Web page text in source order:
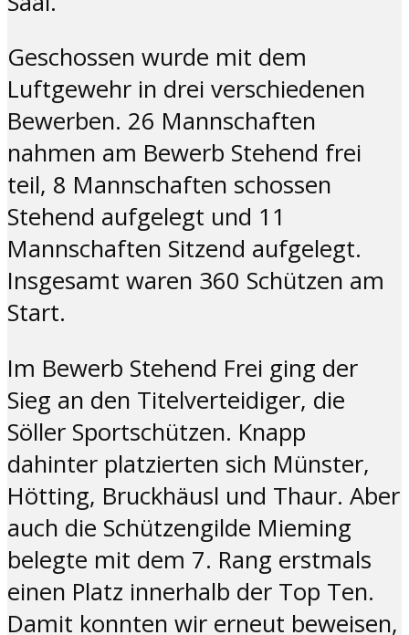
Geschossen wurde mit dem
Luftgewehr in drei verschiedenen
Bewerben. 26 Mannschaften
nahmen am Bewerb Stehend frei
teil, 8 Mannschaften schossen
Stehend aufgelegt und 11
Mannschaften Sitzend aufgelegt.
Insgesamt waren 360 Schützen am
Start.
Im Bewerb Stehend Frei ging der
Sieg an den Titelverteidiger, die
Söller Sportschützen. Knapp
dahinter platzierten sich Münster,
Hötting, Bruckhäusl und Thaur. Aber
auch die Schützengilde Mieming
belegte mit dem 7. Rang erstmals
einen Platz innerhalb der Top Ten.
Damit konnten wir erneut beweisen,